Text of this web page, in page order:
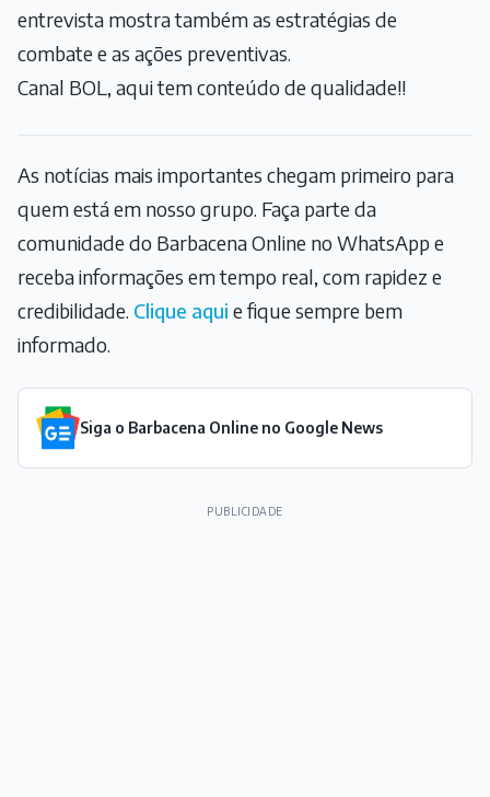
entrevista mostra também as estratégias de
combate e as ações preventivas.
Canal BOL, aqui tem conteúdo de qualidade!!
As notícias mais importantes chegam primeiro para
quem está em nosso grupo. Faça parte da
comunidade do Barbacena Online no WhatsApp e
receba informações em tempo real, com rapidez e
credibilidade. Clique aqui e fique sempre bem
informado.
Siga o Barbacena Online no Google News
PUBLICIDADE